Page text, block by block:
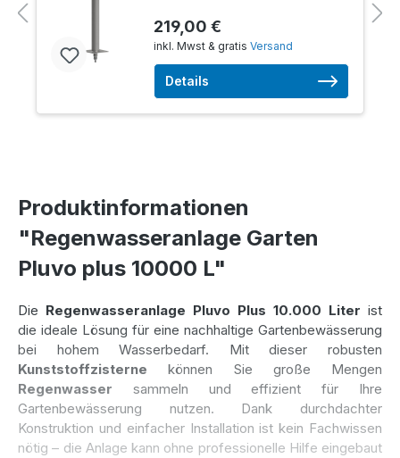
219,00 €
inkl. Mwst & gratis Versand
Details
Produktinformationen
"Regenwasseranlage Garten
Pluvo plus 10000 L"
Die Regenwasseranlage Pluvo Plus 10.000 Liter ist
die ideale Lösung für eine nachhaltige Gartenbewässerung
bei hohem Wasserbedarf. Mit dieser robusten
Kunststoffzisterne können Sie große Mengen
Regenwasser sammeln und effizient für Ihre
Gartenbewässerung nutzen. Dank durchdachter
Konstruktion und einfacher Installation ist kein Fachwissen
nötig – die Anlage kann ohne professionelle Hilfe eingebaut